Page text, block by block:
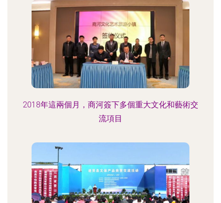
2018年這兩個月，商河簽下多個重大文化和藝術交
流項目